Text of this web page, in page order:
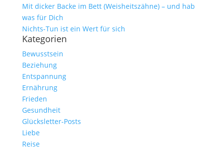
Mit dicker Backe im Bett (Weisheitszähne) – und hab
was für Dich
Nichts-Tun ist ein Wert für sich
Kategorien
Bewusstsein
Beziehung
Entspannung
Ernährung
Frieden
Gesundheit
Glücksletter-Posts
Liebe
Reise